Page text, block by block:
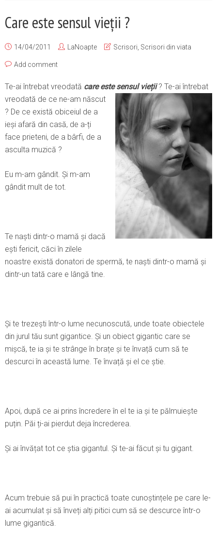
Care este sensul vieții ?
14/04/2011 LaNoapte Scrisori, Scrisori din viata
Add comment
Te-ai întrebat vreodată care este sensul vieții? Te-ai întrebat
vreodată de ce ne-am născut
? De ce există obiceiul de a
ieși afară din casă, de a-ți
face prieteni, de a bârfi, de a
asculta muzică ?
Eu m-am gândit. Şi m-am
gândit mult de tot.
Te naști dintr-o mamă și dacă
ești fericit, căci în zilele
noastre există donatori de spermă, te naști dintr-o mamă și
dintr-un tată care e lângă tine.
Şi te trezești într-o lume necunoscută, unde toate obiectele
din jurul tău sunt gigantice. Şi un obiect gigantic care se
mișcă, te ia și te strânge în brațe și te învață cum să te
descurci în această lume. Te învață și el ce știe.
Apoi, după ce ai prins încredere în el te ia și te pălmuiește
puțin. Păi ți-ai pierdut deja încrederea.
Şi ai învățat tot ce știa gigantul. Şi te-ai făcut și tu gigant.
Acum trebuie să pui în practică toate cunoștințele pe care le-
ai acumulat și să înveți alți pitici cum să se descurce într-o
lume gigantică.